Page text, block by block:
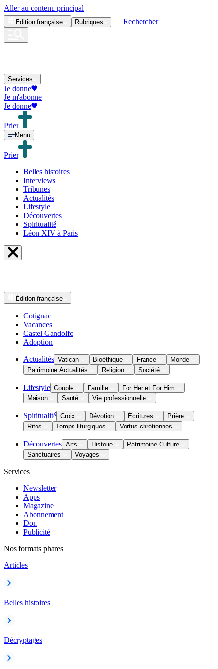
Aller au contenu principal
Édition française Rubriques Rechercher
Services
Je donne
Je m'abonne
Je donne
Prier
Menu
Prier
Belles histoires
Interviews
Tribunes
Actualités
Lifestyle
Découvertes
Spiritualité
Léon XIV à Paris
Édition française
Cotignac
Vacances
Castel Gandolfo
Adoption
Actualités Vatican Bioéthique France
Monde
Patrimoine Actualités
Religion Société
Lifestyle Couple Famille
For Her et For Him
Maison
Santé Vie professionnelle
Spiritualité Croix Dévotion Écritures
Prière
Rites
Temps liturgiques Vertus chrétiennes
Découvertes Arts Histoire
Patrimoine Culture
Sanctuaires
Voyages
Services
Newsletter
Apps
Magazine
Abonnement
Don
Publicité
Nos formats phares
Articles
Belles histoires
Décryptages